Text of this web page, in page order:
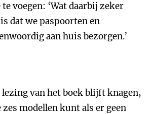
voegen: ‘Wat daarbij zeker
dat we paspoorten en
aan huis bezorgen.’
lezing van het boek blijft knagen,
modellen kunt als er geen